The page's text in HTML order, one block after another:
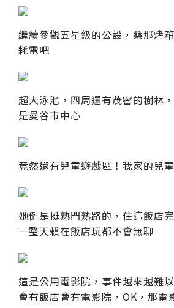
繼續參觀五星級的公設，桑那烤
耗電吧
超大泳池，四周還有茂密的樹林
是曼谷市中心
竟然還有兒童遊戲區！我家的兒
她倒是挺熟門熟路的，住這飯店
一整天賴在飯店玩都不會無聊
這是公用電影院，事件越來越難
會有飯店會有電影院，OK，那電